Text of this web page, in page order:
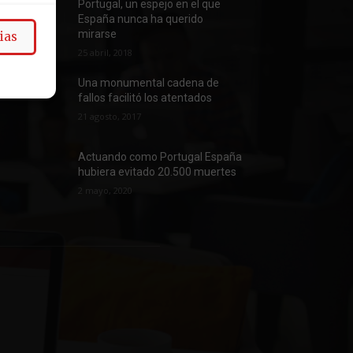
Portugal, un espejo en el que
España nunca ha querido
mirarse
25 abril, 2018
Una monumental cadena de
fallos facilitó los atentados
21 agosto, 2017
Actuando como Portugal España
hubiera evitado 20.500 muertes
2 mayo, 2020